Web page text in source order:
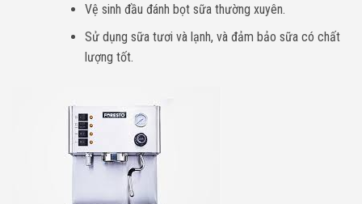
Vệ sinh đầu đánh bọt sữa thường xuyên.
Sử dụng sữa tươi và lạnh, và đảm bảo sữa có chất
lượng tốt.